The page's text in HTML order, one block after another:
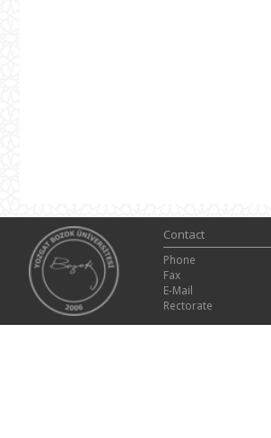
Contact
Phone
Fax
E-Mail
Rectorate